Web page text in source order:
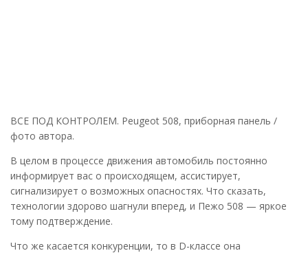
ВСЕ ПОД КОНТРОЛЕМ. Peugeot 508, приборная панель /
фото автора.
В целом в процессе движения автомобиль постоянно
информирует вас о происходящем, ассистирует,
сигнализирует о возможных опасностях. Что сказать,
технологии здорово шагнули вперед, и Пежо 508 — яркое
тому подтверждение.
Что же касается конкуренции, то в D-классе она